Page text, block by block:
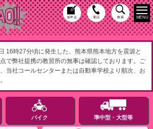
仮申込 電話 検索
16時27分頃に発生した、熊本県熊本地方を震源と
で弊社提携の教習所の無事は確認しております。ご
当社コールセンターまたは自動車学校より順次、お
バイク 準中型・大型等
MENU